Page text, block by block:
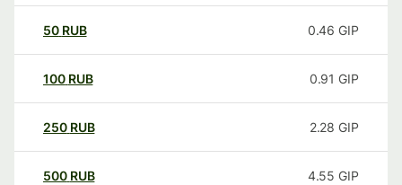
50 RUB 0.46 GIP
100 RUB 0.91 GIP
250 RUB 2.28 GIP
500 RUB 4.55 GIP